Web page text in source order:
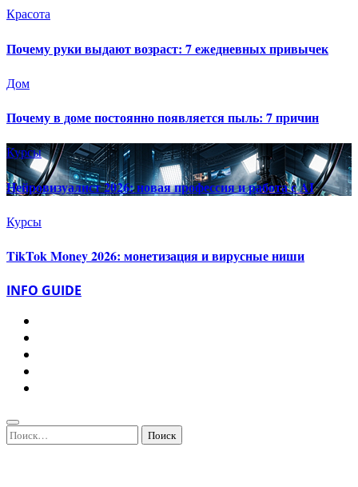
Красота
Почему руки выдают возраст: 7 ежедневных привычек
Дом
Почему в доме постоянно появляется пыль: 7 причин
Курсы
Нейровизуалист 2026: новая профессия и работа с AI
Курсы
TikTok Money 2026: монетизация и вирусные ниши
INFO GUIDE
Найти: